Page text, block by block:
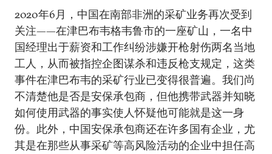
2020年6月，中国在南部非洲的采矿业务再次受到
关注——在津巴布韦格韦鲁市的一座矿山，一名中
国经理出于薪资和工作纠纷涉嫌开枪射伤两名当地
工人，从而被指控企图谋杀和违反枪支规定，这类
事件在津巴布韦的采矿行业已变得很普遍。我们尚
不清楚他是否是安保承包商，但他携带武器并知晓
如何使用武器的事实使人怀疑他可能就是这一身
份。此外，中国安保承包商还在许多国有企业，尤
其是在那些从事采矿等高风险活动的企业中担任高